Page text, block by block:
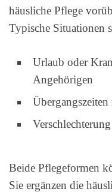
häusliche Pflege
Typische Situationen
Urlaub oder
Angehörigen
Beide Pflegeformen
Sie ergänzen die